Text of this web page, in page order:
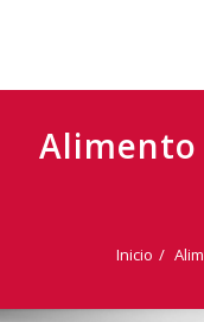
Alimento
Inicio